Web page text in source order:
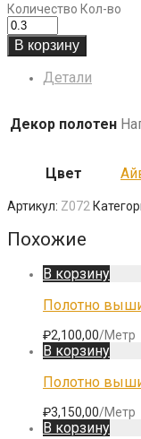
Количество Кол-во
В корзину
Детали
Декор полотен
Цвет
Артикул: Z072
Похожие
В корзину
Полотно
₽2,100,00/Метр
В корзину
Полотно
₽3,150,00/Метр
В корзину